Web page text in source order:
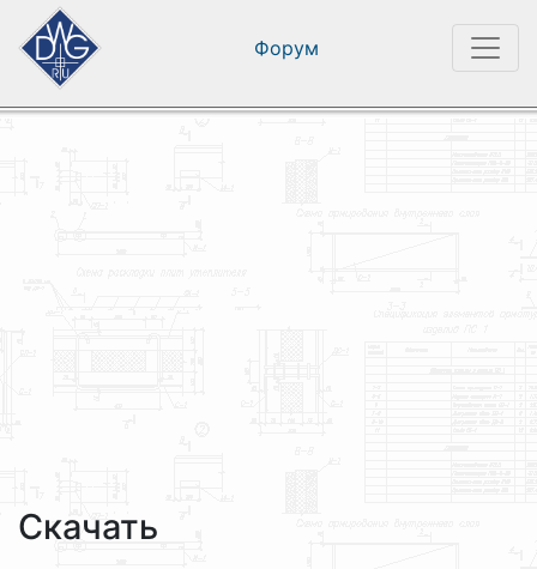
Форум
Скачать